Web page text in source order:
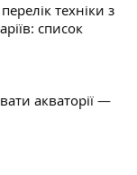
техніки з
список
акваторії —